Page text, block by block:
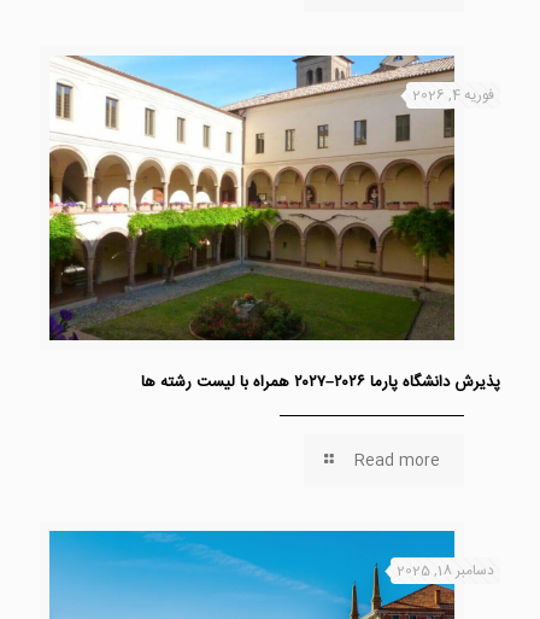
فوریه 4, 2026
پذیرش دانشگاه پارما ۲۰۲۶–۲۰۲۷ همراه با لیست رشته ها
Read more
دسامبر 18, 2025